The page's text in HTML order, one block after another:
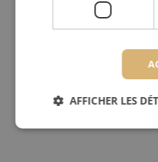
AFFICHER LES